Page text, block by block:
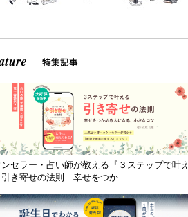
セラー・占い師が教える『３ステップで叶え
き寄せの法則 幸せをつか...